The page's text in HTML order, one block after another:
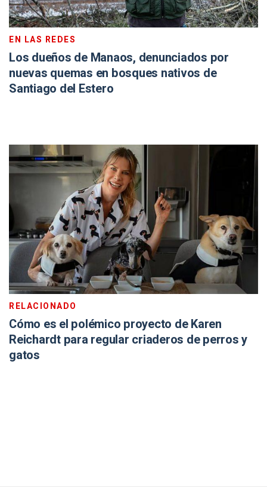
EN LAS REDES
Los dueños de Manaos, denunciados por
nuevas quemas en bosques nativos de
Santiago del Estero
RELACIONADO
Cómo es el polémico proyecto de Karen
Reichardt para regular criaderos de perros y
gatos